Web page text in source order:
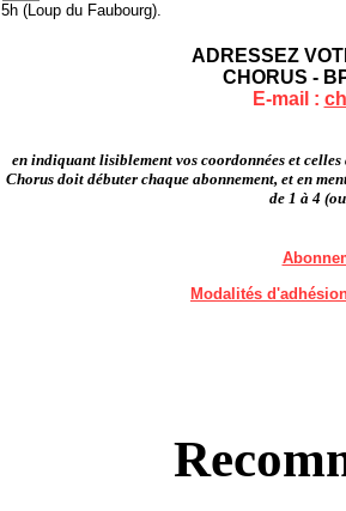
5h (Loup du Faubourg).
ADRESSEZ
CHORUS -
E-mail :
en indiquant lisiblement vos coordonnées et
Chorus doit débuter chaque abonnement, et en
de 1 à 4
Modalités